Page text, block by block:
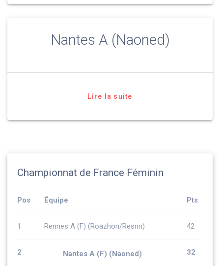
Nantes A (Naoned)
Lire la suite
Championnat de France Féminin
Pos Équipe Pts
1 Rennes A (F) (Roazhon/Resnn) 42
2 Nantes A (F) (Naoned) 32